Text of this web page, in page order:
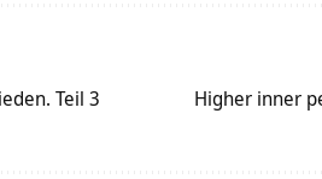
Teil 3 Higher inner